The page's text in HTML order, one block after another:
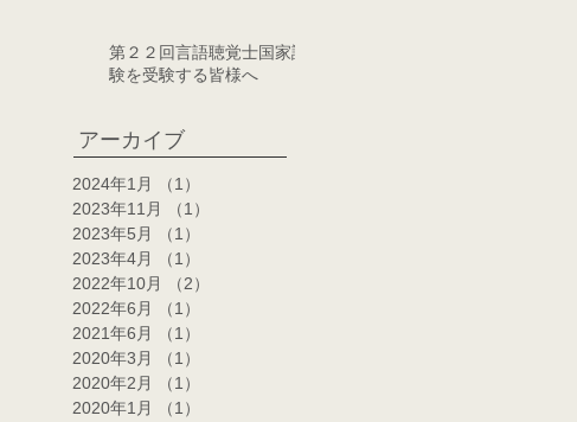
第２２回言語聴覚士国家試
験を受験する皆様へ
アーカイブ
2024年1月 （1）
2023年11月
（1）
2023年5月
（1）
2023年4月
（1）
2022年10月
（2）
2022年6月
（1）
2021年6月
（1）
2020年3月
（1）
2020年2月
（1）
2020年1月
（1）